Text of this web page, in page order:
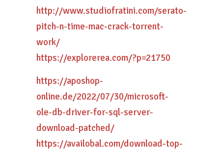
http://www.studiofratini.com/serato-
pitch-n-time-mac-crack-torrent-
work/
https://explorerea.com/?p=21750
https://aposhop-
online.de/2022/07/30/microsoft-
ole-db-driver-for-sql-server-
download-patched/
https://availobal.com/download-top-